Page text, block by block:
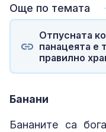
Още по темата
Отпусната
панацеята е
правилно
Банани
Бананите са